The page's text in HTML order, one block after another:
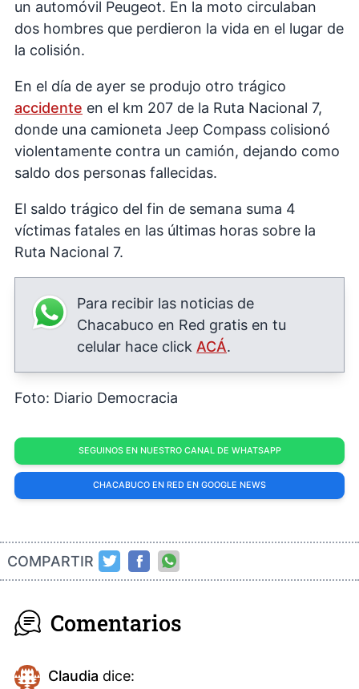
un automóvil Peugeot. En la moto circulaban
dos hombres que perdieron la vida en el lugar de
la colisión.
En el día de ayer se produjo otro trágico
accidente en el km 207 de la Ruta Nacional 7,
donde una camioneta Jeep Compass colisionó
violentamente contra un camión, dejando como
saldo dos personas fallecidas.
El saldo trágico del fin de semana suma 4
víctimas fatales en las últimas horas sobre la
Ruta Nacional 7.
Para recibir las noticias de
Chacabuco en Red gratis en tu
celular hace click ACÁ.
Foto: Diario Democracia
SEGUINOS EN NUESTRO CANAL DE WHATSAPP
CHACABUCO EN RED EN GOOGLE NEWS
COMPARTIR
Comentarios
Claudia dice: